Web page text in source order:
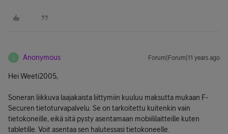
A Anonymous Forum|Forum|11 years ago
Hei Weeti2005,
Soneran liikkuva laajakaista liittymiin kuuluu maksutta mukaan F-
Securen tietoturvapalvelu. Se on tarkoitettu kuitenkin vain
tietokoneille, eikä sitä pysty asentamaan mobiililaitteille kuten
tabletille. Voit asentaa sen halutessasi tietokoneelle.